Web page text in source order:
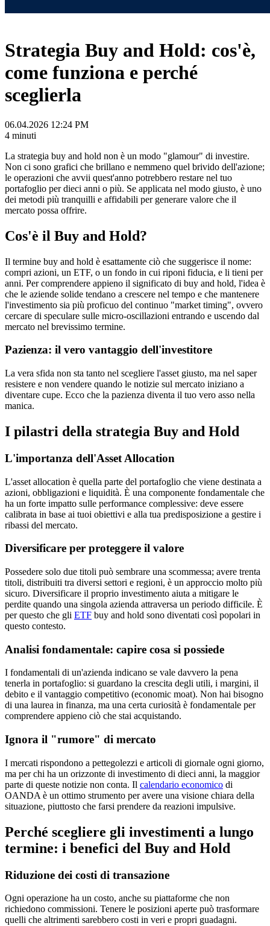
Strategia Buy and Hold: cos'è,
come funziona e perché
sceglierla
06.04.2026 12:24 PM
4 minuti
La strategia buy and hold non è un modo "glamour" di investire.
Non ci sono grafici che brillano e nemmeno quel brivido dell'azione;
le operazioni che avvii quest'anno potrebbero restare nel tuo
portafoglio per dieci anni o più. Se applicata nel modo giusto, è uno
dei metodi più tranquilli e affidabili per generare valore che il
mercato possa offrire.
Cos'è il Buy and Hold?
Il termine buy and hold è esattamente ciò che suggerisce il nome:
compri azioni, un ETF, o un fondo in cui riponi fiducia, e li tieni per
anni. Per comprendere appieno il significato di buy and hold, l'idea è
che le aziende solide tendano a crescere nel tempo e che mantenere
l'investimento sia più proficuo del continuo "market timing", ovvero
cercare di speculare sulle micro-oscillazioni entrando e uscendo dal
mercato nel brevissimo termine.
Pazienza: il vero vantaggio dell'investitore
La vera sfida non sta tanto nel scegliere l'asset giusto, ma nel saper
resistere e non vendere quando le notizie sul mercato iniziano a
diventare cupe. Ecco che la pazienza diventa il tuo vero asso nella
manica.
I pilastri della strategia Buy and Hold
L'importanza dell'Asset Allocation
L'asset allocation è quella parte del portafoglio che viene destinata a
azioni, obbligazioni e liquidità. È una componente fondamentale che
ha un forte impatto sulle performance complessive: deve essere
calibrata in base ai tuoi obiettivi e alla tua predisposizione a gestire i
ribassi del mercato.
Diversificare per proteggere il valore
Possedere solo due titoli può sembrare una scommessa; avere trenta
titoli, distribuiti tra diversi settori e regioni, è un approccio molto più
sicuro. Diversificare il proprio investimento aiuta a mitigare le
perdite quando una singola azienda attraversa un periodo difficile. È
per questo che gli ETF buy and hold sono diventati così popolari in
questo contesto.
Analisi fondamentale: capire cosa si possiede
I fondamentali di un'azienda indicano se vale davvero la pena
tenerla in portafoglio: si guardano la crescita degli utili, i margini, il
debito e il vantaggio competitivo (economic moat). Non hai bisogno
di una laurea in finanza, ma una certa curiosità è fondamentale per
comprendere appieno ciò che stai acquistando.
Ignora il "rumore" di mercato
I mercati rispondono a pettegolezzi e articoli di giornale ogni giorno,
ma per chi ha un orizzonte di investimento di dieci anni, la maggior
parte di queste notizie non conta. Il calendario economico di
OANDA è un ottimo strumento per avere una visione chiara della
situazione, piuttosto che farsi prendere da reazioni impulsive.
Perché scegliere gli investimenti a lungo
termine: i benefici del Buy and Hold
Riduzione dei costi di transazione
Ogni operazione ha un costo, anche su piattaforme che non
richiedono commissioni. Tenere le posizioni aperte può trasformare
quelli che altrimenti sarebbero costi in veri e propri guadagni.